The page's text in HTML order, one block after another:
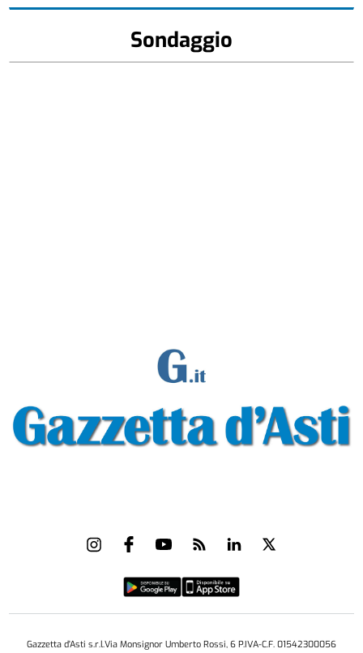
Sondaggio
Gazzetta d'Asti s.r.l.Via Monsignor Umberto Rossi, 6 P.IVA-C.F. 01542300056